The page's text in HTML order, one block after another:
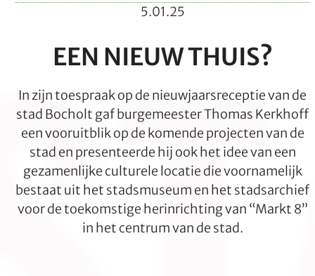
5.01.25
EEN NIEUW THUIS?
In zijn toespraak op de nieuwjaarsreceptie van de
stad Bocholt gaf burgemeester Thomas Kerkhoff
een vooruitblik op de komende projecten van de
stad en presenteerde hij ook het idee van een
gezamenlijke culturele locatie die voornamelijk
bestaat uit het stadsmuseum en het stadsarchief
voor de toekomstige herinrichting van “Markt 8”
in het centrum van de stad.